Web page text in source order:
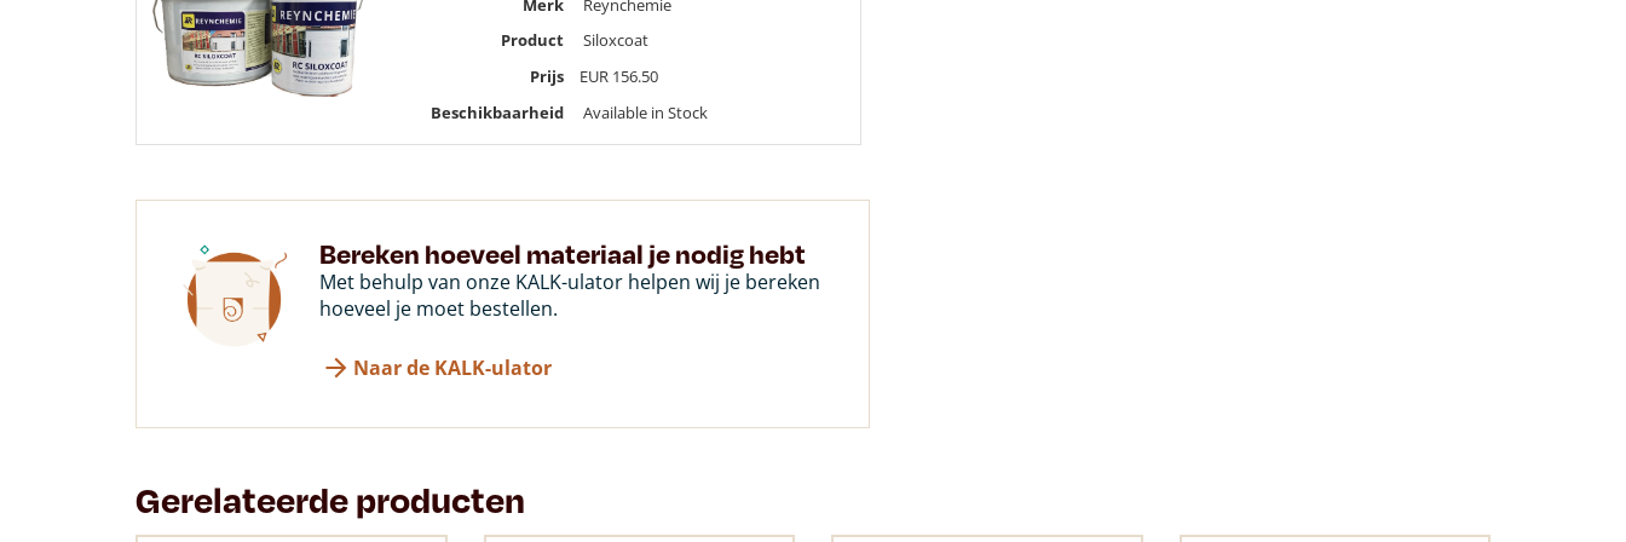
Product
Siloxcoat
Prijs
EUR156.50
Beschikbaarheid
Available in Stock
Bereken hoeveel materiaal je nodig hebt
Met behulp van onze KALK-ulator helpen wij je bereken
hoeveel je moet bestellen.
Naar de KALK-ulator
Gerelateerde producten